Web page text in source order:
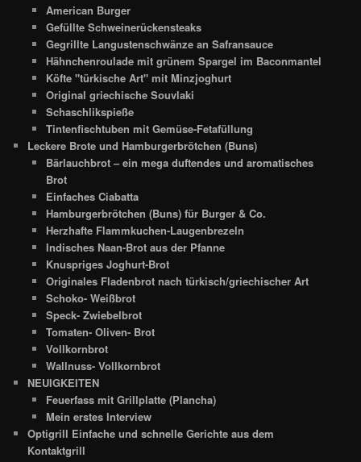
American Burger
Gefüllte Schweinerückensteaks
Gegrillte Langustenschwänze an Safransauce
Hähnchenroulade mit grünem Spargel im Baconmantel
Köfte "türkische Art" mit Minzjoghurt
Original griechische Souvlaki
Schaschlikspieße
Tintenfischtuben mit Gemüse-Fetafüllung
Leckere Brote und Hamburgerbrötchen (Buns)
Bärlauchbrot – ein mega duftendes und aromatisches
Brot
Einfaches Ciabatta
Hamburgerbrötchen (Buns) für Burger & Co.
Herzhafte Flammkuchen-Laugenbrezeln
Indisches Naan-Brot aus der Pfanne
Knuspriges Joghurt-Brot
Originales Fladenbrot nach türkisch/griechischer Art
Schoko- Weißbrot
Speck- Zwiebelbrot
Tomaten- Oliven- Brot
Vollkornbrot
Wallnuss- Vollkornbrot
NEUIGKEITEN
Feuerfass mit Grillplatte (Plancha)
Mein erstes Interview
Optigrill Einfache und schnelle Gerichte aus dem
Kontaktgrill